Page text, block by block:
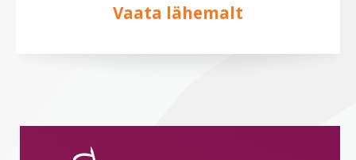
Vaata lähemalt